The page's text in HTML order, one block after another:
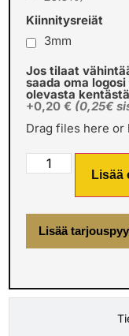
Kiinnitysreiät
3mm
Jos tilaat
saada oma
olevasta
+0,20 € (0,25€
Drag files here or
Lisää
Lisää